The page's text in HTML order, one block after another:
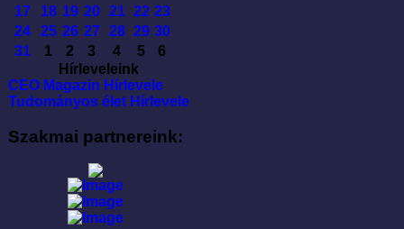
17
18 19 20 21 22 23
24
25 26 27 28 29 30
31
1 2 3 4 5
6
Hírleveleink
CEO Magazin Hírlevele
Tudományos élet Hírlevele
Szakmai partnereink: